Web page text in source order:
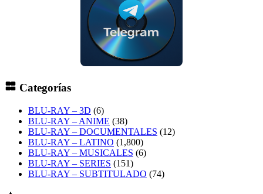
Categorías
BLU-RAY – 3D (6)
BLU-RAY – ANIME (38)
BLU-RAY – DOCUMENTALES (12)
BLU-RAY – LATINO (1,800)
BLU-RAY – MUSICALES (6)
BLU-RAY – SERIES (151)
BLU-RAY – SUBTITULADO (74)